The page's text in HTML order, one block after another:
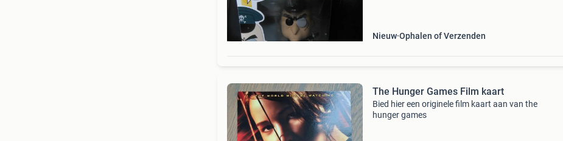
Nieuw Ophalen of Verzenden
The Hunger Games Film kaart
Bied hier een originele film kaart aan van the
hunger games